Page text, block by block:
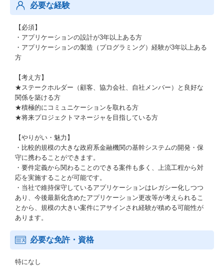
必要な経験
【必須】
・アプリケーションの設計が3年以上ある方
・アプリケーションの製造（プログラミング）経験が3年以上ある
方
【考え方】
★ステークホルダー（顧客、協力会社、自社メンバー）と良好な
関係を築ける方
★積極的にコミュニケーションを取れる方
★将来プロジェクトマネージャを目指している方
【やりがい・魅力】
・比較的規模の大きな政府系金融機関の基幹システムの開発・保
守に携わることができます。
・要件定義から関わることのできる案件も多く、上流工程から対
応を実施することが可能です。
・当社で維持保守しているアプリケーションはレガシー化しつつ
あり、今後最新化含めたアプリケーション更改等が考えられるこ
とから、規模の大きい案件にアサインされ経験が積める可能性が
あります。
必要な免許・資格
特になし